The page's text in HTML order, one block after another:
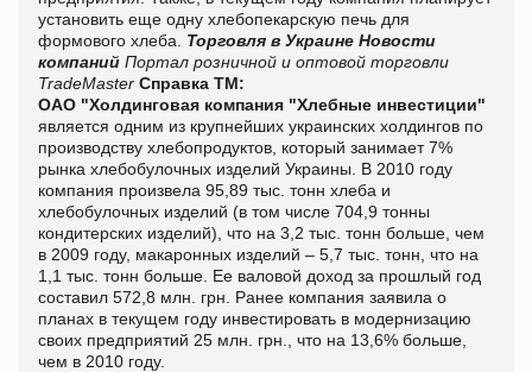
установить еще одну хлебопекарскую печь для
формового хлеба. Торговля в Украине Новости
компаний Портал розничной и оптовой торговли
TradeMaster Справка ТМ:
ОАО "Холдинговая компания "Хлебные инвестиции"
является одним из крупнейших украинских холдингов по
производству хлебопродуктов, который занимает 7%
рынка хлебобулочных изделий Украины. В 2010 году
компания произвела 95,89 тыс. тонн хлеба и
хлебобулочных изделий (в том числе 704,9 тонны
кондитерских изделий), что на 3,2 тыс. тонн больше, чем
в 2009 году, макаронных изделий – 5,7 тыс. тонн, что на
1,1 тыс. тонн больше. Ее валовой доход за прошлый год
составил 572,8 млн. грн. Ранее компания заявила о
планах в текущем году инвестировать в модернизацию
своих предприятий 25 млн. грн., что на 13,6% больше,
чем в 2010 году.